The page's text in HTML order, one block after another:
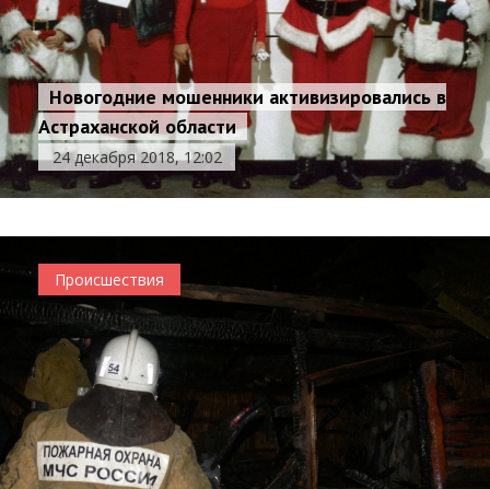
Новогодние мошенники активизировались в
Астраханской области
24 декабря 2018, 12:02
Происшествия